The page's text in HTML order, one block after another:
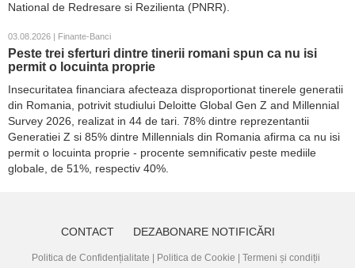
National de Redresare si Rezilienta (PNRR).
03.08.2026 | Finante-Banci
Peste trei sferturi dintre tinerii romani spun ca nu isi
permit o locuinta proprie
Insecuritatea financiara afecteaza disproportionat tinerele generatii
din Romania, potrivit studiului Deloitte Global Gen Z and Millennial
Survey 2026, realizat in 44 de tari. 78% dintre reprezentantii
Generatiei Z si 85% dintre Millennials din Romania afirma ca nu isi
permit o locuinta proprie - procente semnificativ peste mediile
globale, de 51%, respectiv 40%.
CONTACT DEZABONARE NOTIFICĂRI
Politica de Confidențialitate Politica de Cookie Termeni și condiții